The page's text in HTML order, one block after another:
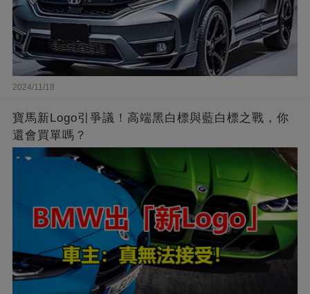
2024/11/18
寶馬新Logo引爭議！高端黑白標與藍白標之戰，你
還會買單嗎？